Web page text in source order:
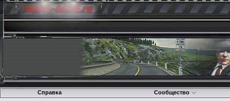
Справка Сообщество